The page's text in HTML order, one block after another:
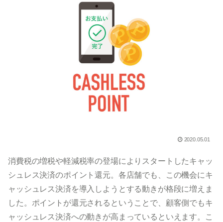
2020.05.01
消費税の増税や軽減税率の登場によりスタートしたキャッ
シュレス決済のポイント還元。各店舗でも、この機会にキ
ャッシュレス決済を導入しようとする動きが格段に増えま
した。ポイントが還元されるということで、顧客側でもキ
ャッシュレス決済への動きが高まっているといえます。こ